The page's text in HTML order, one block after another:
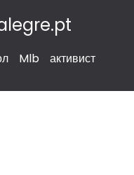
Mlb активист